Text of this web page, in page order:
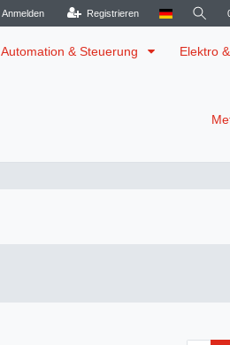
Anmelden Registrieren
Automation & Steuerung Elektro